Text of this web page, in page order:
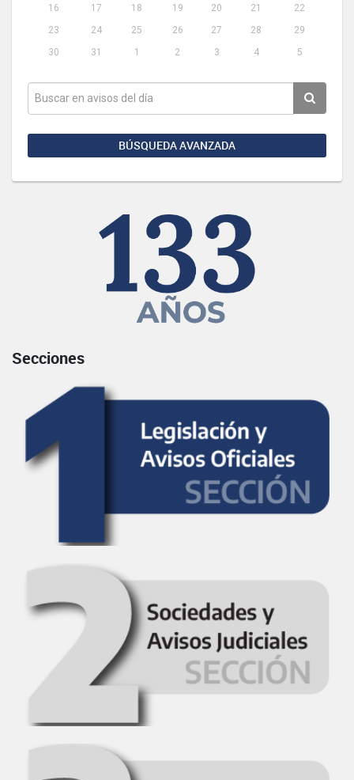
16
17 18 19 20 21
22
23
24 25 26 27 28
29
30
31 1 2 3 4 5
BÚSQUEDA AVANZADA
Secciones